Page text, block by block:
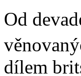
Od
dílem